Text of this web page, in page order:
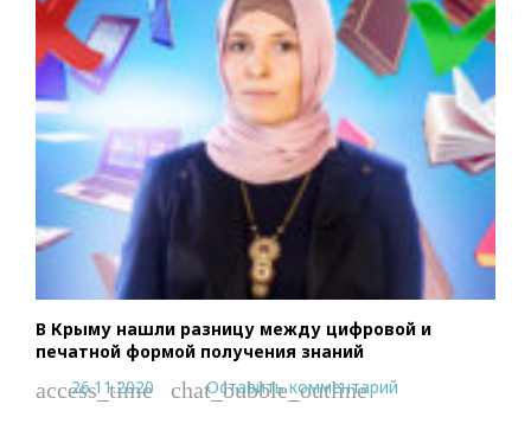
В Крыму нашли разницу между цифровой и
печатной формой получения знаний
access_time
26.11.2020 chat_bubble_outline
Оставить комментарий